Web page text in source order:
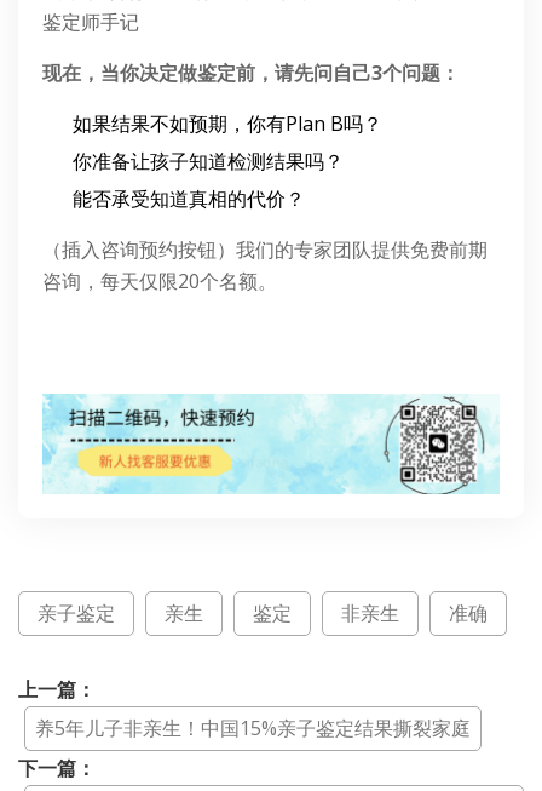
鉴定师手记
现在，当你决定做鉴定前，请先问自己3个问题：
如果结果不如预期，你有Plan B吗？
你准备让孩子知道检测结果吗？
能否承受知道真相的代价？
（插入咨询预约按钮）我们的专家团队提供免费前期
咨询，每天仅限20个名额。
亲子鉴定 亲生 鉴定 非亲生 准确
上一篇：
养5年儿子非亲生！中国15%亲子鉴定结果撕裂家庭
下一篇：